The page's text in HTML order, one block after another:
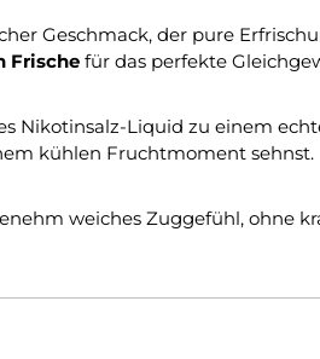
Geschmack, der pure
Frische für das perfekte
Nikotinsalz-Liquid zu einem
kühlen Fruchtmoment sehnst.
weiches Zuggefühl, ohne